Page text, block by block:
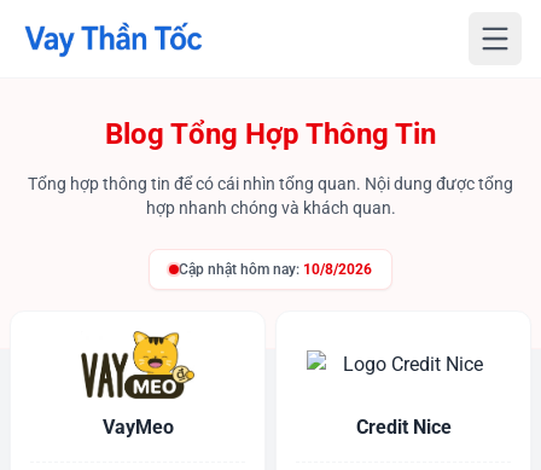
Blog Tổng Hợp Thông Tin
Tổng hợp thông tin để có cái nhìn tổng quan. Nội dung được tổng
hợp nhanh chóng và khách quan.
Cập nhật hôm nay: 10/8/2026
VayMeo Credit Nice